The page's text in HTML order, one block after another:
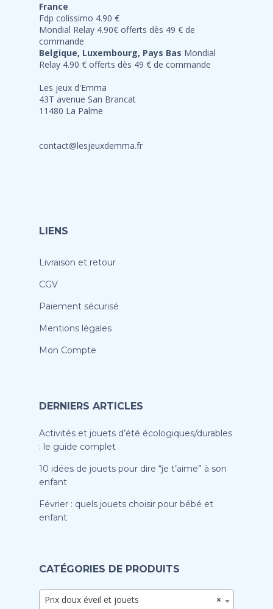
France
Fdp colissimo 4.90 €
Mondial Relay 4.90€ offerts dès 49 € de
commande
Belgique, Luxembourg, Pays Bas Mondial
Relay 4.90 € offerts dès 49 € de commande
Les jeux d'Emma
43T avenue San Brancat
11480 La Palme
contact@lesjeuxdemma.fr
LIENS
Livraison et retour
CGV
Paiement sécurisé
Mentions légales
Mon Compte
DERNIERS ARTICLES
Activités et jouets d’été écologiques/durables
: le guide complet
10 idées de jouets pour dire “je t’aime” à son
enfant
Février : quels jouets choisir pour bébé et
enfant
CATÉGORIES DE PRODUITS
×
Prix doux éveil et jouets